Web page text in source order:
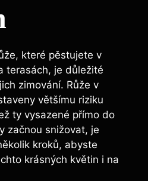
které pěstujete v
terasách, je důležité
zimování. Růže v
většímu riziku
ty vysazené přímo do
začnou snižovat, je
kroků, abyste
krásných květin i na